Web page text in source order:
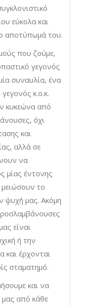
εύκολα και
αποτύπωμά του.
που ζούμε,
γεγονός
συναυλία, ένα
κ.ο.κ.
κυκεώνα από
όχι
και
αλλά σε
να
μίας έντονης
το
ψυχή μας. Ακόμη
είναι
ή την
και έρχονται
σταματημό.
και να
από κάθε